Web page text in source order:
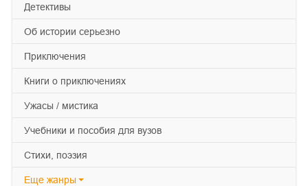
детективы
об истории серьезно
приключения
книги о приключениях
ужасы / мистика
учебники и пособия для вузов
cтихи, поэзия
Еще жанры